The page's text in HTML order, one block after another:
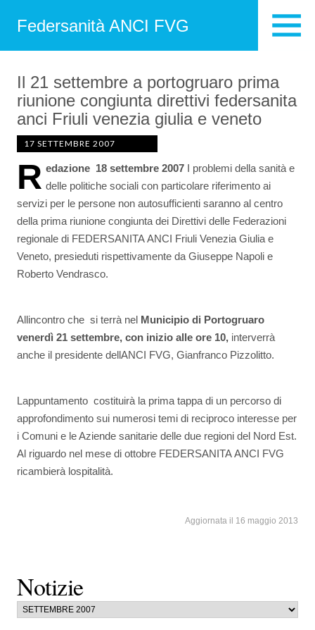
Federsanità ANCI FVG
Notizie
Il 21 settembre a portogruaro prima
riunione congiunta direttivi federsanita
anci Friuli venezia giulia e veneto
17 SETTEMBRE 2007
R edazione  18 settembre 2007 I problemi della sanità e
delle politiche sociali con particolare riferimento ai
servizi per le persone non autosufficienti saranno al centro
della prima riunione congiunta dei Direttivi delle Federazioni
regionale di FEDERSANITA ANCI Friuli Venezia Giulia e
Veneto, presieduti rispettivamente da Giuseppe Napoli e
Roberto Vendrasco.
Allincontro che si terrà nel Municipio di Portogruaro
venerdì 21 settembre, con inizio alle ore 10, interverrà
anche il presidente dellANCI FVG, Gianfranco Pizzolitto.
Lappuntamento costituirà la prima tappa di un percorso di
approfondimento sui numerosi temi di reciproco interesse per
i Comuni e le Aziende sanitarie delle due regioni del Nord Est.
Al riguardo nel mese di ottobre FEDERSANITA ANCI FVG
ricambierà lospitalità.
Aggiornata il 16 maggio 2013